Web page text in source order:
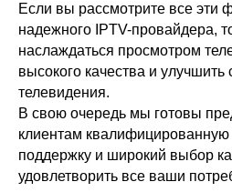
Если вы рассмотрите все эти
надежного IPTV-провайдера,
наслаждаться просмотром
высокого качества и
телевидения.
В свою очередь мы готовы
клиентам квалифицированную
поддержку и широкий выбор
удовлетворить все ваши